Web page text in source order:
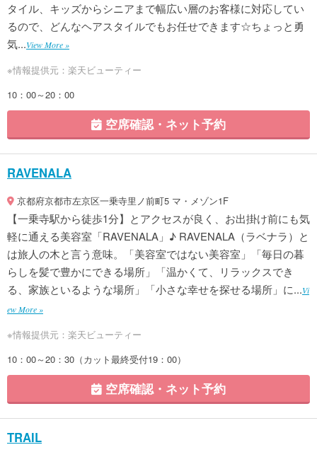
タイル、キッズからシニアまで幅広い層のお客様に対応してい
るので、どんなヘアスタイルでもお任せできます☆ちょっと勇
気...View More »
※情報提供元：楽天ビューティー
10：00～20：00
空席確認・ネット予約
RAVENALA
京都府京都市左京区一乗寺里ノ前町5 マ・メゾン1F
【一乗寺駅から徒歩1分】とアクセスが良く、お出掛け前にも気
軽に通える美容室「RAVENALA」♪ RAVENALA（ラベナラ）と
は旅人の木と言う意味。「美容室ではない美容室」「毎日の暮
らしを髪で豊かにできる場所」「温かくて、リラックスでき
る、家族といるような場所」「小さな幸せを探せる場所」に...Vi
ew More »
※情報提供元：楽天ビューティー
10：00～20：30（カット最終受付19：00）
空席確認・ネット予約
TRAIL